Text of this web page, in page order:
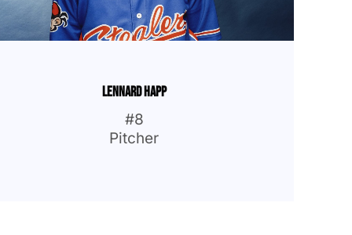
Lennard Happ
#8
Pitcher